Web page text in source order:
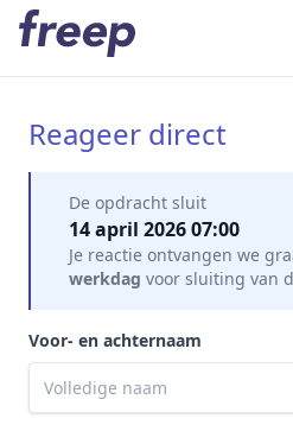
Mijn gegevens
Reageer direct
De opdracht sluit
14 april 2026 07:00
Je reactie ontvangen we
werkdag voor sluiting van
Voor- en achternaam